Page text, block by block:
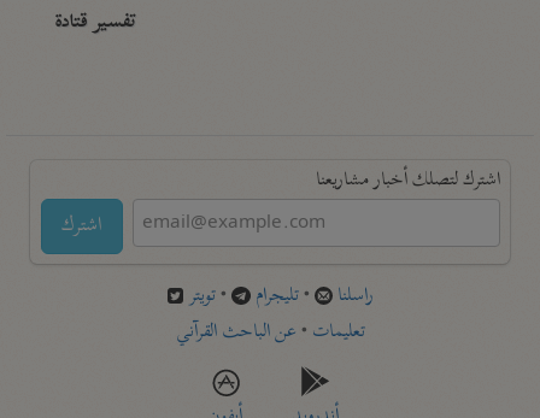
تفسير قتادة
اشترك لتصلك أخبار مشاريعنا
اشترك
راسلنا •تليجرام •تويتر
تعليمات •عن الباحث القرآني